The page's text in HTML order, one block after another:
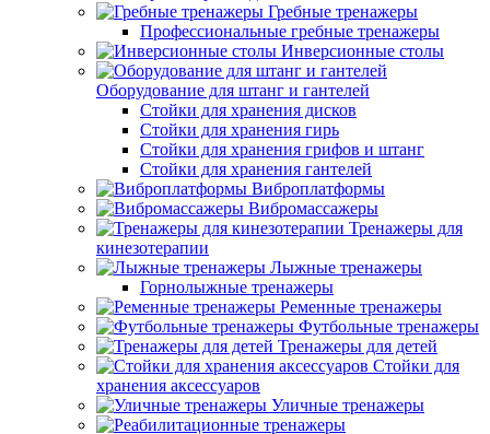
Гребные тренажеры
Профессиональные гребные тренажеры
Инверсионные столы
Оборудование для штанг и гантелей
Стойки для хранения дисков
Стойки для хранения гирь
Стойки для хранения грифов и штанг
Стойки для хранения гантелей
Виброплатформы
Вибромассажеры
Тренажеры для
кинезотерапии
Лыжные тренажеры
Горнолыжные тренажеры
Ременные тренажеры
Футбольные тренажеры
Тренажеры для детей
Стойки для
хранения аксессуаров
Уличные тренажеры